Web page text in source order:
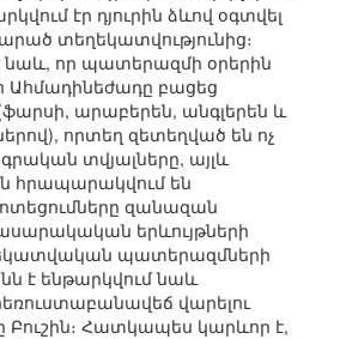
էր դյուրին ձևով օգտվել
տեղեկատվությունից։
որ պատերազմի օրերին
բացեց
արաբերեն, անգլերեն և
որտեղ զետեղված են ոչ
տվյալները, այլև
հրապարակվում են
զանազան
երևույթների
պատերազմների
է ենթարկվում նաև
վարելու
Բուշին։ Հատկապես կարևոր է,